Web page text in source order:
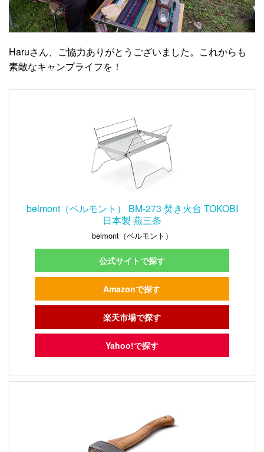
Haruさん、ご協力ありがとうございました。これからも
素敵なキャンプライフを！
belmont（ベルモント） BM-273 焚き火台 TOKOBI
日本製 燕三条
belmont（ベルモント）
公式サイトで探す
Amazonで探す
楽天市場で探す
Yahoo!で探す